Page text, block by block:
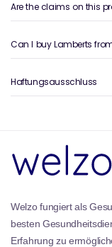
Are the claims on this
Can I buy Lamberts
Haftungsausschluss
Welzo fungiert als
besten
Erfahrung zu